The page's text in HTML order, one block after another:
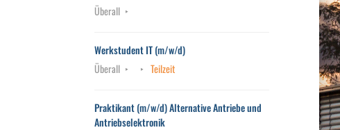
Überall
Werkstudent IT (m/w/d)
Überall
Teilzeit
Praktikant (m/w/d) Alternative Antriebe und
Antriebselektronik